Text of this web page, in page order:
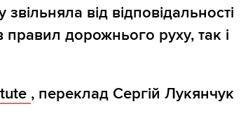
від відповідальності
правил дорожнього руху, так і
, переклад Сергій Лукянчук